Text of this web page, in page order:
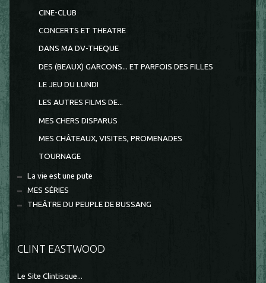
CINE-CLUB
CONCERTS ET THEATRE
DANS MA DV-THEQUE
DES (BEAUX) GARCONS... ET PARFOIS DES FILLES
LE JEU DU LUNDI
LES AUTRES FILMS DE...
MES CHERS DISPARUS
MES CHÂTEAUX, VISITES, PROMENADES
TOURNAGE
La vie est une pute
MES SÉRIES
THEÂTRE DU PEUPLE DE BUSSANG
CLINT EASTWOOD
Le Site Clintisque...